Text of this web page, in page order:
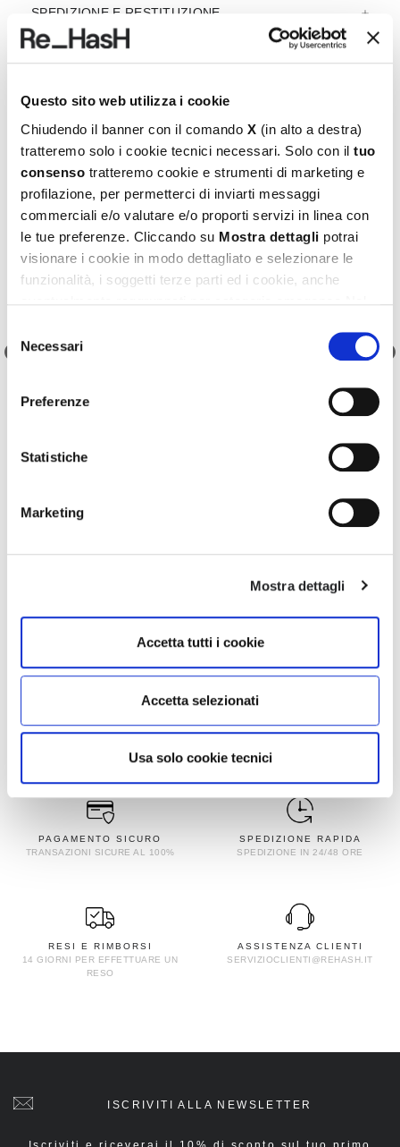
Questo sito web utilizza i cookie
Chiudendo il banner con il comando X (in alto a destra)
tratteremo solo i cookie tecnici necessari. Solo con il tuo
consenso tratteremo cookie e strumenti di marketing e
profilazione, per permetterci di inviarti messaggi
commerciali e/o valutare e/o proporti servizi in linea con
le tue preferenze. Cliccando su Mostra dettagli potrai
visionare i cookie in modo dettagliato e selezionare le
funzionalità, i soggetti terze parti ed i cookie, anche
Cookie Policy
, dove potrai avere maggiori informazioni e
modificare le tue scelte. Potrai verificare e modificare i
tuoi consensi anche cliccando sul simbolo della graffetta
presente su ogni pagina
delNecessari
Preferenze
Statistiche
Marketing
Mostra dettagli
Accetta tutti i cookie
Accetta selezionati
Usa solo cookie tecnici
SPEDIZIONE E RESTITUZIONE
Prodotti consigliati
PAGAMENTO SICURO
TRANSAZIONI SICURE AL 100%
SPEDIZIONE RAPIDA
SPEDIZIONE IN 24/48 ORE
RESI E RIMBORSI
14 GIORNI PER EFFETTUARE UN
RESO
ASSISTENZA CLIENTI
SERVIZIOCLIENTI@REHASH.IT
ISCRIVITI ALLA NEWSLETTER